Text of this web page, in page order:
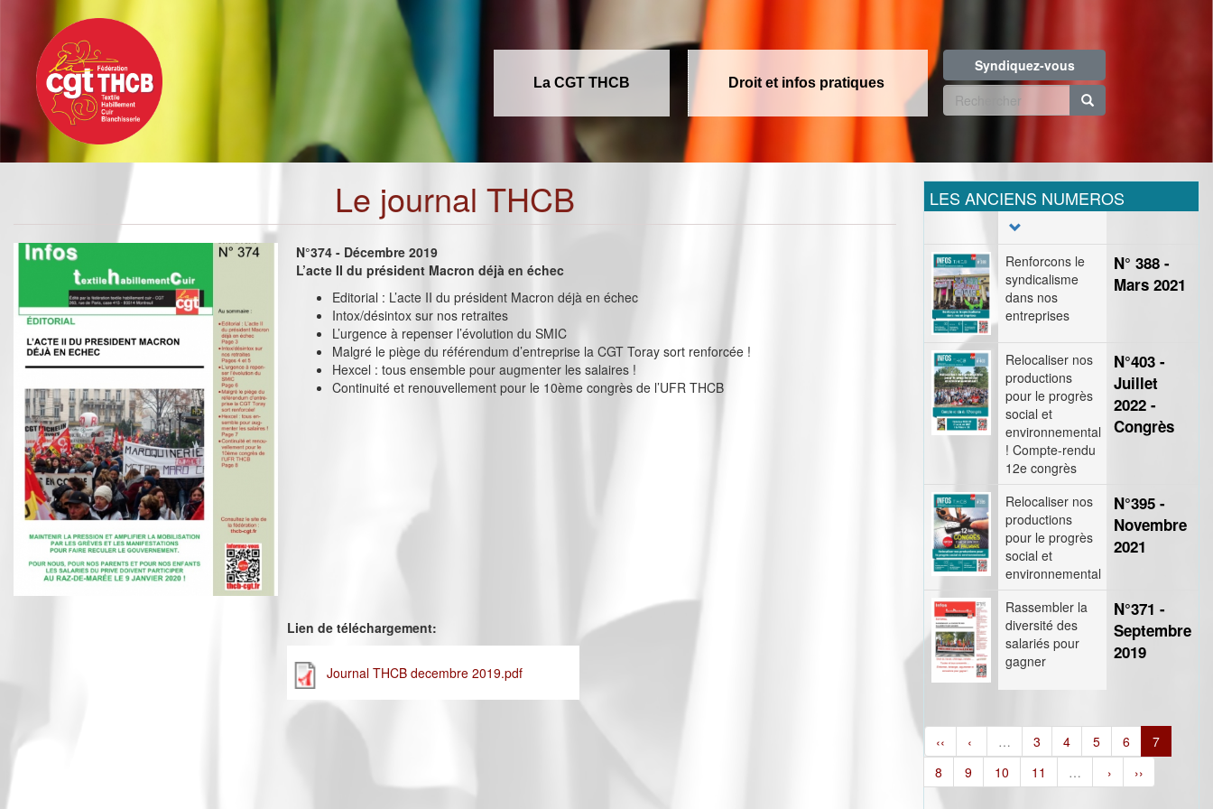
contenu
principal
La CGT THCB Droit et infos pratiques
Syndiquez-vous
Formulaire
recherche
Le journal THCB
N°374 - Décembre 2019
L’acte II du président Macron déjà en échec
Editorial : L’acte II du président Macron déjà en échec
Intox/désintox sur nos retraites
L’urgence à repenser l’évolution du SMIC
Malgré le piège du référendum d’entreprise la CGT Toray sort renforcée !
Hexcel : tous ensemble pour augmenter les salaires !
Continuité et renouvellement pour le 10ème congrès de l’UFR THCB
Lien de téléchargement:
Journal THCB decembre 2019.pdf
LES ANCIENS NUMEROS
Renforcons le
syndicalisme
dans nos
entreprises
N° 388 -
Mars 2021
Relocaliser nos
productions
pour le progrès
social et
environnemental
! Compte-rendu
12e congrès
N°403 -
Juillet
2022 -
Congrès
Relocaliser nos
productions
pour le progrès
social et
environnemental
N°395 -
Novembre
2021
Rassembler la
diversité des
salariés pour
gagner
N°371 -
Septembre
2019
‹‹ ‹ … 3 4 5 6
7
8
9 10 11 … › ››